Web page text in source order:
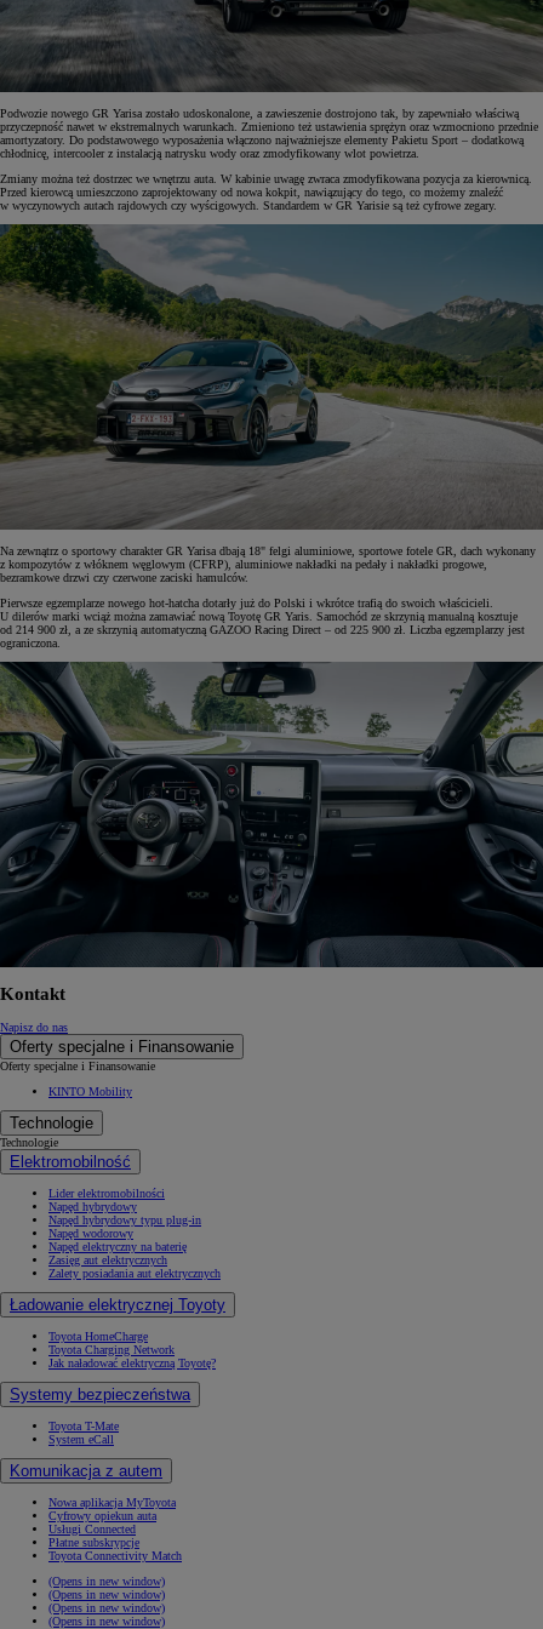
Podwozie nowego GR Yarisa zostało udoskonalone, a zawieszenie dostrojono tak, by zapewniało właściwą
przyczepność nawet w ekstremalnych warunkach. Zmieniono też ustawienia sprężyn oraz wzmocniono przednie
amortyzatory. Do podstawowego wyposażenia włączono najważniejsze elementy Pakietu Sport – dodatkową
chłodnicę, intercooler z instalacją natrysku wody oraz zmodyfikowany wlot powietrza.
Zmiany można też dostrzec we wnętrzu auta. W kabinie uwagę zwraca zmodyfikowana pozycja za kierownicą.
Przed kierowcą umieszczono zaprojektowany od nowa kokpit, nawiązujący do tego, co możemy znaleźć
w wyczynowych autach rajdowych czy wyścigowych. Standardem w GR Yarisie są też cyfrowe zegary.
Na zewnątrz o sportowy charakter GR Yarisa dbają 18" felgi aluminiowe, sportowe fotele GR, dach wykonany
z kompozytów z włóknem węglowym (CFRP), aluminiowe nakładki na pedały i nakładki progowe,
bezramkowe drzwi czy czerwone zaciski hamulców.
Pierwsze egzemplarze nowego hot-hatcha dotarły już do Polski i wkrótce trafią do swoich właścicieli.
U dilerów marki wciąż można zamawiać nową Toyotę GR Yaris. Samochód ze skrzynią manualną kosztuje
od 214 900 zł, a ze skrzynią automatyczną GAZOO Racing Direct – od 225 900 zł. Liczba egzemplarzy jest
ograniczona.
Kontakt
Napisz do nas
Oferty specjalne i Finansowanie
Oferty specjalne i Finansowanie
KINTO Mobility
Technologie
Technologie
Elektromobilność
Lider elektromobilności
Napęd hybrydowy
Napęd hybrydowy typu plug-in
Napęd wodorowy
Napęd elektryczny na baterię
Zasięg aut elektrycznych
Zalety posiadania aut elektrycznych
Ładowanie elektrycznej Toyoty
Toyota HomeCharge
Toyota Charging Network
Jak naładować elektryczną Toyotę?
Systemy bezpieczeństwa
Toyota T-Mate
System eCall
Komunikacja z autem
Nowa aplikacja MyToyota
Cyfrowy opiekun auta
Usługi Connected
Płatne subskrypcje
Toyota Connectivity Match
(Opens in new window)
(Opens in new window)
(Opens in new window)
(Opens in new window)